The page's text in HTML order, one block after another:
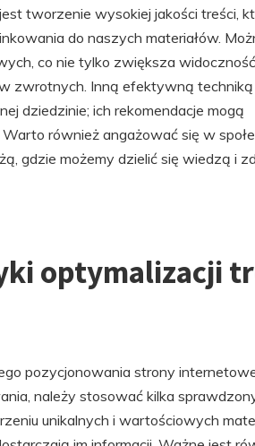
tworzenie wysokiej jakości treści,
do naszych materiałów.
co nie tylko zwiększa
zwrotnych. Inną efektywną
dziedzinie; ich rekomendacje mogą
również angażować się w
gdzie możemy dzielić się wiedzą i
optymalizacji
pozycjonowania strony
należy stosować kilka
unikalnych i wartościowych